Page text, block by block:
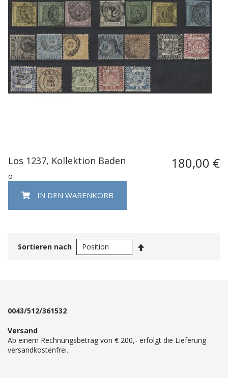
Los 1237, Kollektion Baden 180,00 €
o
IN DEN WARENKORB
Sortieren nach
0043/512/361532
Versand
Ab einem Rechnungsbetrag von € 200,- erfolgt die Lieferung
versandkostenfrei.